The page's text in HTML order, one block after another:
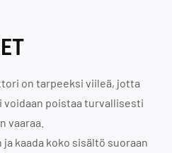
on tarpeeksi viileä, jotta
voidaan poistaa turvallisesti
vaaraa.
ja kaada koko sisältö suoraan